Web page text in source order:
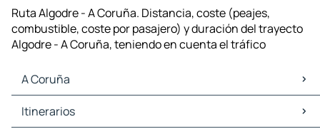
Ruta Algodre - A Coruña. Distancia, coste (peajes,
combustible, coste por pasajero) y duración del trayecto
Algodre - A Coruña, teniendo en cuenta el tráfico
A Coruña
A Coruña Mapas Planos
A Coruña Trafico
Itinerarios